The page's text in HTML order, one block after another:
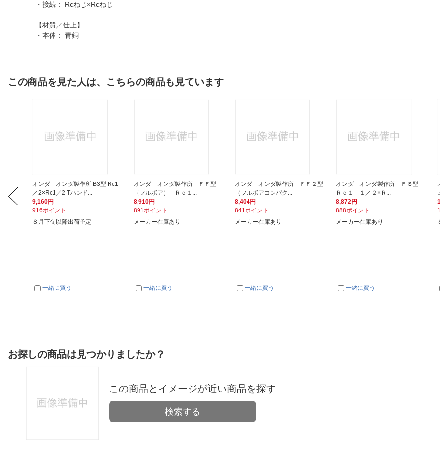
・接続： Rcねじ×Rcねじ
【材質／仕上】
・本体： 青銅
この商品を見た人は、こちらの商品も見ています
オンダ オンダ製作所 B3型 Rc1
／2×Rc1／2 Tハンド...
9,160円
916ポイント
８月下旬以降出荷予定
一緒に買う
オンダ オンダ製作所 ＦＦ型
（フルボア） Ｒｃ１...
8,910円
891ポイント
メーカー在庫あり
一緒に買う
オンダ オンダ製作所 ＦＦ２型
（フルボアコンパク...
8,404円
841ポイント
メーカー在庫あり
一緒に買う
オンダ オンダ製作所 ＦＳ型
Ｒｃ１ １／２×Ｒ...
8,872円
888ポイント
メーカー在庫あり
一緒に買う
お探しの商品は見つかりましたか？
この商品とイメージが近い商品を探す
検索する